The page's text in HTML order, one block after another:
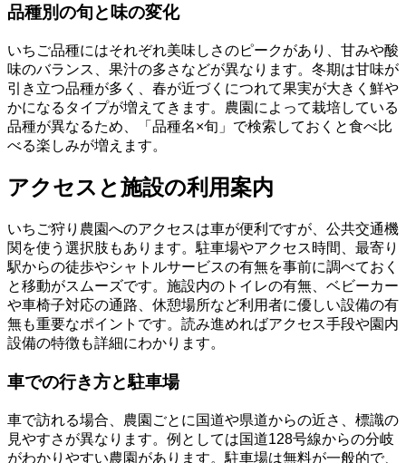
品種別の旬と味の変化
いちご品種にはそれぞれ美味しさのピークがあり、甘みや酸
味のバランス、果汁の多さなどが異なります。冬期は甘味が
引き立つ品種が多く、春が近づくにつれて果実が大きく鮮や
かになるタイプが増えてきます。農園によって栽培している
品種が異なるため、「品種名×旬」で検索しておくと食べ比
べる楽しみが増えます。
アクセスと施設の利用案内
いちご狩り農園へのアクセスは車が便利ですが、公共交通機
関を使う選択肢もあります。駐車場やアクセス時間、最寄り
駅からの徒歩やシャトルサービスの有無を事前に調べておく
と移動がスムーズです。施設内のトイレの有無、ベビーカー
や車椅子対応の通路、休憩場所など利用者に優しい設備の有
無も重要なポイントです。読み進めればアクセス手段や園内
設備の特徴も詳細にわかります。
車での行き方と駐車場
車で訪れる場合、農園ごとに国道や県道からの近さ、標識の
見やすさが異なります。例としては国道128号線からの分岐
がわかりやすい農園があります。駐車場は無料が一般的で、